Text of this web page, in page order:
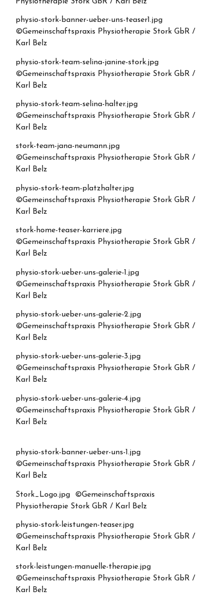
physio-stork-banner-ueber-uns-teaser1.jpg
©Gemeinschaftspraxis Physiotherapie Stork GbR /
Karl Belz
physio-stork-team-selina-janine-stork.jpg
©Gemeinschaftspraxis Physiotherapie Stork GbR /
Karl Belz
physio-stork-team-selina-halter.jpg
©Gemeinschaftspraxis Physiotherapie Stork GbR /
Karl Belz
stork-team-jana-neumann.jpg
©Gemeinschaftspraxis Physiotherapie Stork GbR /
Karl Belz
physio-stork-team-platzhalter.jpg
©Gemeinschaftspraxis Physiotherapie Stork GbR /
Karl Belz
stork-home-teaser-karriere.jpg
©Gemeinschaftspraxis Physiotherapie Stork GbR /
Karl Belz
physio-stork-ueber-uns-galerie-1.jpg
©Gemeinschaftspraxis Physiotherapie Stork GbR /
Karl Belz
physio-stork-ueber-uns-galerie-2.jpg
©Gemeinschaftspraxis Physiotherapie Stork GbR /
Karl Belz
physio-stork-ueber-uns-galerie-3.jpg
©Gemeinschaftspraxis Physiotherapie Stork GbR /
Karl Belz
physio-stork-ueber-uns-galerie-4.jpg
©Gemeinschaftspraxis Physiotherapie Stork GbR /
Karl Belz
physio-stork-banner-ueber-uns-1.jpg
©Gemeinschaftspraxis Physiotherapie Stork GbR /
Karl Belz
Stork_Logo.jpg ©Gemeinschaftspraxis
Physiotherapie Stork GbR / Karl Belz
physio-stork-leistungen-teaser.jpg
©Gemeinschaftspraxis Physiotherapie Stork GbR /
Karl Belz
stork-leistungen-manuelle-therapie.jpg
©Gemeinschaftspraxis Physiotherapie Stork GbR /
Karl Belz